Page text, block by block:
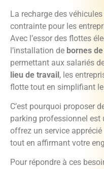
La recharge des
contrainte pour les
Avec l’essor des flottes
l’installation de bornes
permettant aux salariés
lieu de travail, les
flotte tout en simplifiant
C’est pourquoi proposer
parking professionnel
offrez un service
tout en affirmant votre
Pour répondre à ces